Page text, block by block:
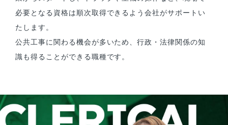
必要となる資格は順次取得できるよう会社がサポートい
たします。
公共工事に関わる機会が多いため、行政・法律関係の知
識も得ることができる職種です。